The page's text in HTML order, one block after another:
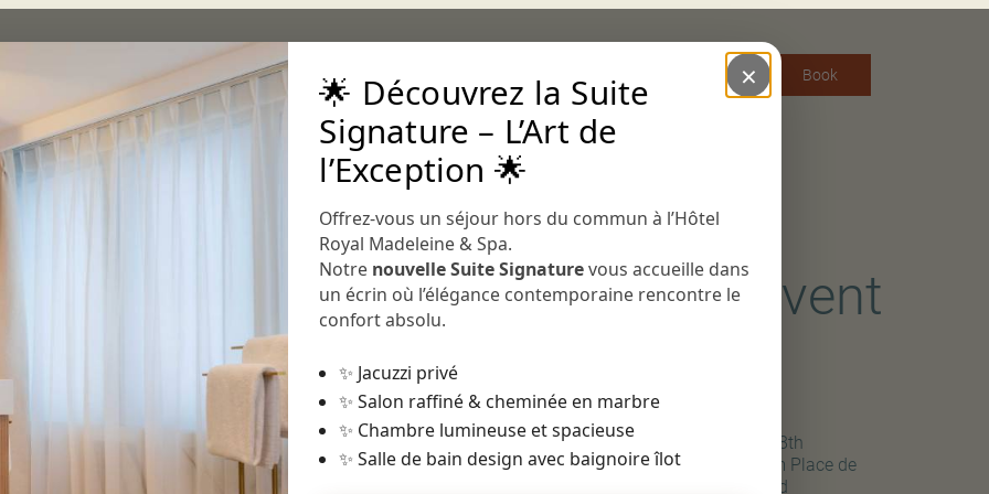
×
🌟 Découvrez la Suite
Signature – L’Art de
l’Exception 🌟
Offrez-vous un séjour hors du commun à l’Hôtel
Royal Madeleine & Spa.
Notre nouvelle Suite Signaturevous accueille dans
un écrin où l’élégance contemporaine rencontre le
confort absolu.
✨ Jacuzzi privé
✨ Salon raffiné & cheminée en marbre
✨ Chambre lumineuse et spacieuse
✨ Salle de bain design avec baignoire îlot
Book
PRIVATE EXPERIENCESCONTACT
VIP & Private Event
Experiences
Universe
Strategically located in the heart of Paris’ 8th
arrondissement, we’re a stone’s throw from Place de
la Madeleine, Opéra Garnier and Boulevard